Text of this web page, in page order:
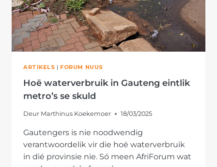
ARTIKELS | FORUM NUUS
Hoë waterverbruik in Gauteng eintlik
metro’s se skuld
Deur Marthinus Koekemoer 18/03/2025
Gautengers is nie noodwendig
verantwoordelik vir die hoë waterverbruik
in dié provinsie nie. Só meen AfriForum wat